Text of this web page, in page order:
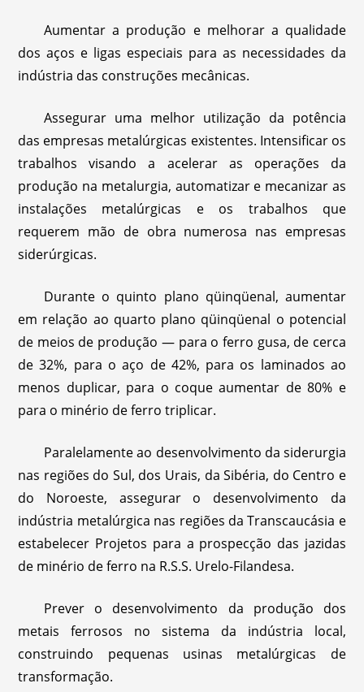
Aumentar a produção e melhorar a qualidade
dos aços e ligas especiais para as necessidades da
indústria das construções mecânicas.
Assegurar uma melhor utilização da potência
das empresas metalúrgicas existentes. Intensificar os
trabalhos visando a acelerar as operações da
produção na metalurgia, automatizar e mecanizar as
instalações metalúrgicas e os trabalhos que
requerem mão de obra numerosa nas empresas
siderúrgicas.
Durante o quinto plano qüinqüenal, aumentar
em relação ao quarto plano qüinqüenal o potencial
de meios de produção — para o ferro gusa, de cerca
de 32%, para o aço de 42%, para os laminados ao
menos duplicar, para o coque aumentar de 80% e
para o minério de ferro triplicar.
Paralelamente ao desenvolvimento da siderurgia
nas regiões do Sul, dos Urais, da Sibéria, do Centro e
do Noroeste, assegurar o desenvolvimento da
indústria metalúrgica nas regiões da Transcaucásia e
estabelecer Projetos para a prospecção das jazidas
de minério de ferro na R.S.S. Urelo-Filandesa.
Prever o desenvolvimento da produção dos
metais ferrosos no sistema da indústria local,
construindo pequenas usinas metalúrgicas de
transformação.